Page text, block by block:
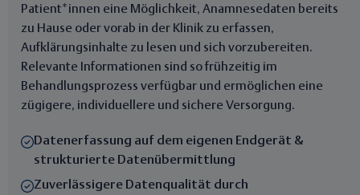
Patient*innen eine Möglichkeit, Anamnesedaten bereits
zu Hause oder vorab in der Klinik zu erfassen,
Aufklärungsinhalte zu lesen und sich vorzubereiten.
Relevante Informationen sind so frühzeitig im
Behandlungsprozess verfügbar und ermöglichen eine
zügigere, individuellere und sichere Versorgung.
Datenerfassung auf dem eigenen Endgerät &
strukturierte Datenübermittlung
Zuverlässigere Datenqualität durch